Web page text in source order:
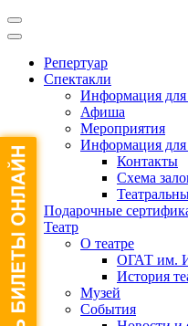
Репертуар
Спектакли
Информация для
Афиша
Мероприятия
Информация для
Контакты
Схема
Подарочные
Театр
О театре
ОГАТ им.
История
Музей
События